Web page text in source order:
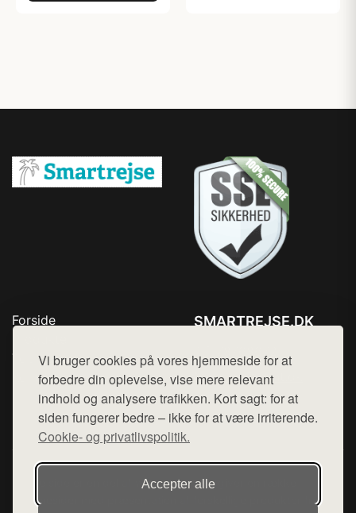
Vi bruger cookies på vores hjemmeside for at
forbedre din oplevelse, vise mere relevant
indhold og analysere trafikken. Kort sagt: for at
siden fungerer bedre – ikke for at være irriterende.
Cookie- og privatlivspolitik.
Accepter alle
Forside
Top Rabatter
Kontakt
SMARTREJSE.DK
Mail: hej@want.dk
Cookie- og privatlivspolitik
Denne side er en del af want.dk, der udgiver en række
hjemmesider med præsentation af forskellige produkter fra